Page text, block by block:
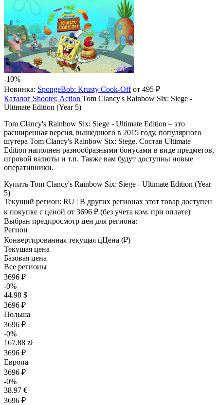
-10%
Новинка: SpongeBob: Krusty Cook-Offот 495 ₽
Каталог Shooter, Action Tom Clancy's Rainbow Six: Siege -
Ultimate Edition (Year 5)
Tom Clancy's Rainbow Six: Siege - Ultimate Edition – это
расширенная версия, вышедшого в 2015 году, популярного
шутера Tom Clancy's Rainbow Six: Siege. Состав Ultimate
Edition наполнен разнообразными бонусами в виде предметов,
игровой валюты и т.п. Также вам будут доступны новые
оперативники.
Купить Tom Clancy's Rainbow Six: Siege - Ultimate Edition (Year
5)
Текущий регион: RU | В других регионах этот товар доступен
к покупке с ценой от 3696 ₽ (без учета ком. при оплате)
Выбран предпросмотр цен для региона:
Регион
Конвертированная текущая цЦена (₽)
Текущая цена
Базовая цена
Все регионы
3696 ₽
-0%
44.98 $
3696 ₽
Польша
3696 ₽
-0%
167.88 zł
3696 ₽
Европа
3696 ₽
-0%
38.97 €
3696 ₽